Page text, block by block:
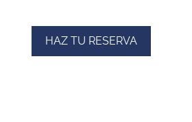
HAZ TU RESERVA